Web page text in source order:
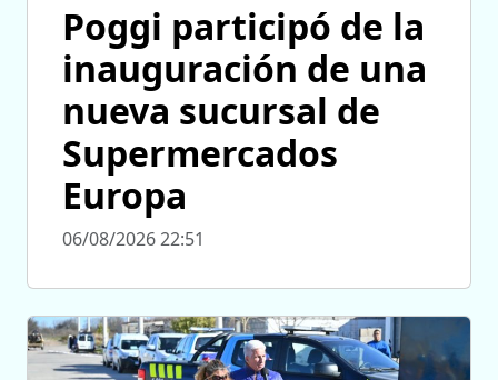
Poggi participó de la
inauguración de una
nueva sucursal de
Supermercados
Europa
06/08/2026 22:51